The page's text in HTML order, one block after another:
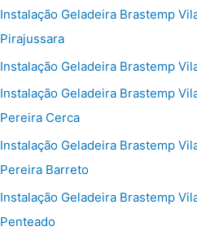
Instalação Geladeira Brastemp
Pirajussara
Instalação Geladeira Brastemp
Instalação Geladeira Brastemp
Pereira Cerca
Instalação Geladeira Brastemp
Pereira Barreto
Instalação Geladeira Brastemp
Penteado